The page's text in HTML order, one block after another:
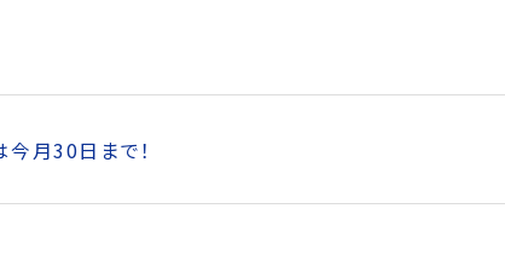
月30日まで！